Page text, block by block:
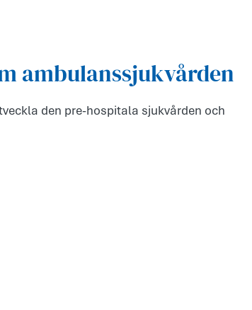
ambulanssjukvården
den pre-hospitala sjukvården och